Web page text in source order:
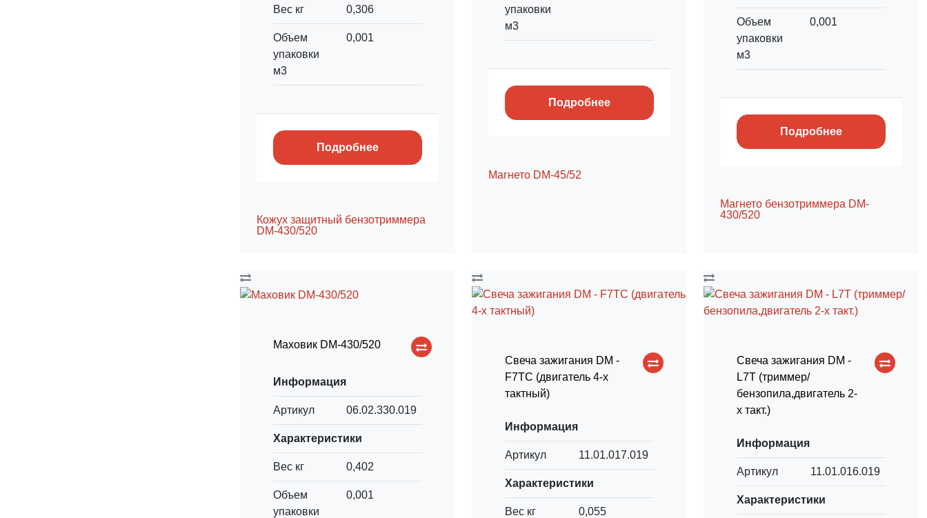
Вес кг 0,306
Объем
упаковки
м3
0,001
Подробнее
Кожух защитный бензотриммера
DM-430/520
упаковки
м3
Подробнее
Магнето DM-45/52
Объем
упаковки
м3
0,001
Подробнее
Магнето бензотриммера DM-
430/520
Маховик DM-430/520
Информация
Артикул 06.02.330.019
Характеристики
Вес кг 0,402
Объем
упаковки
0,001
Свеча зажигания DM -
F7TC (двигатель 4-х
тактный)
Информация
Артикул 11.01.017.019
Характеристики
Вес кг 0,055
Свеча зажигания DM -
L7T (триммер/
бензопила,двигатель 2-
х такт.)
Информация
Артикул 11.01.016.019
Характеристики